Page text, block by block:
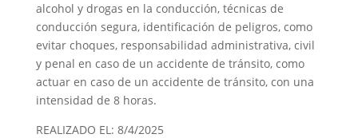
alcohol y drogas en la conducción, técnicas de
conducción segura, identificación de peligros, como
evitar choques, responsabilidad administrativa, civil
y penal en caso de un accidente de tránsito, como
actuar en caso de un accidente de tránsito, con una
intensidad de 8 horas.
REALIZADO EL: 8/4/2025